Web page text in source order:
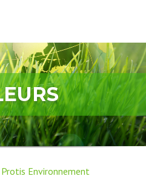
Protis Environnement